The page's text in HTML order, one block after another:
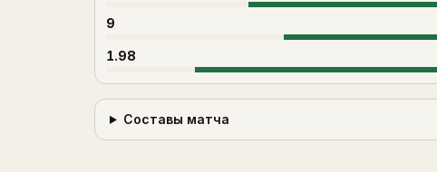
9
1.98
Составы матча